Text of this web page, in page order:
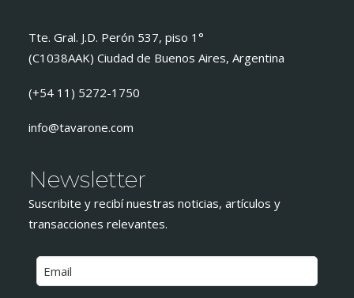
Tte. Gral. J.D. Perón 537, piso 1°
(C1038AAK) Ciudad de Buenos Aires, Argentina
(+54 11) 5272-1750
info@tavarone.com
Newsletter
Suscribite y recibí nuestras noticias, artículos y
transacciones relevantes.